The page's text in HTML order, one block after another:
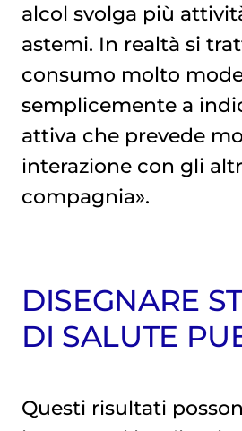
alcol svolga più
astemi. In realtà si
consumo molto
semplicemente a
attiva che prevede
interazione con gli
compagnia».
DISEGNARE
DI SALUTE
Questi risultati